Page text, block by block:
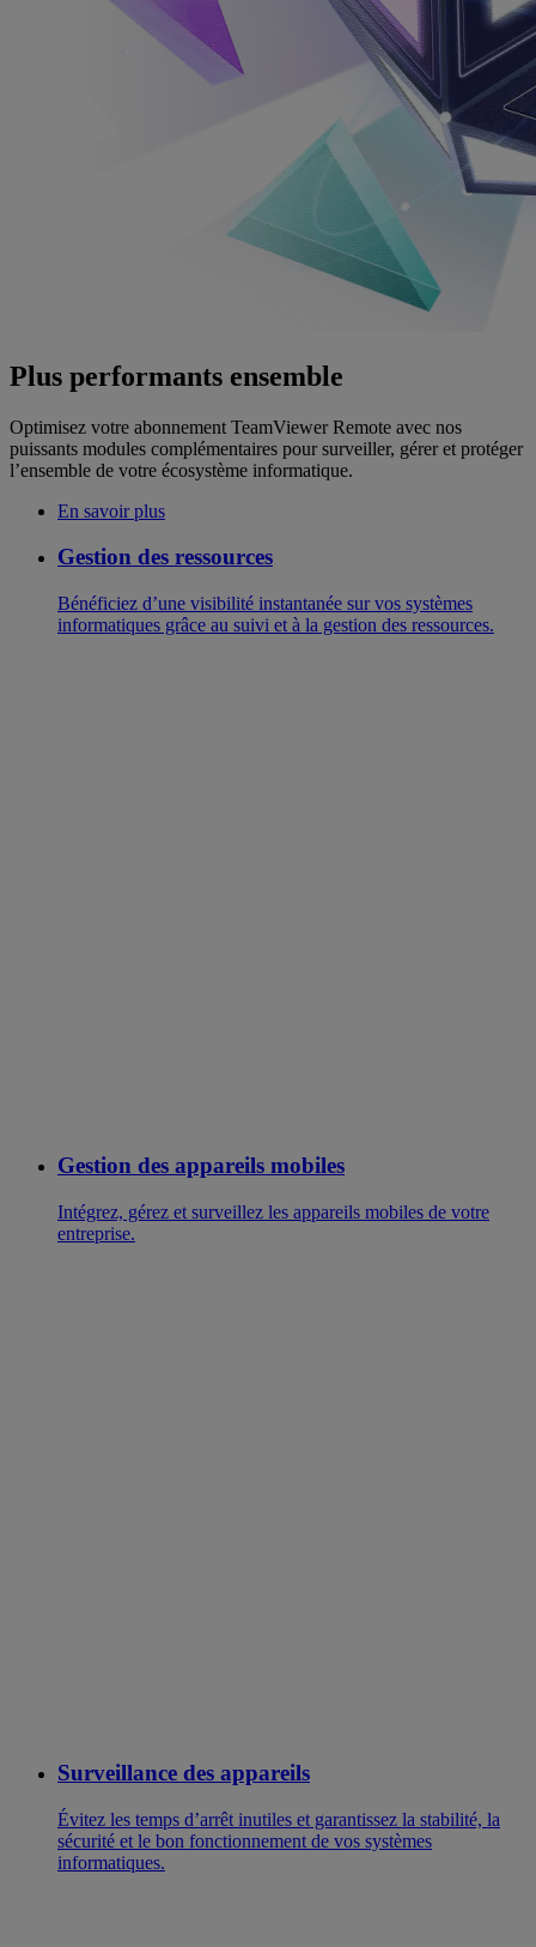
Plus performants ensemble
Optimisez votre abonnement TeamViewer Remote avec nos
puissants modules complémentaires pour surveiller, gérer et protéger
l’ensemble de votre écosystème informatique.
En savoir plus
Gestion des ressources
Bénéficiez d’une visibilité instantanée sur vos systèmes
informatiques grâce au suivi et à la gestion des ressources.
Gestion des appareils mobiles
Intégrez, gérez et surveillez les appareils mobiles de votre
entreprise.
Surveillance des appareils
Évitez les temps d’arrêt inutiles et garantissez la stabilité, la
sécurité et le bon fonctionnement de vos systèmes
informatiques.